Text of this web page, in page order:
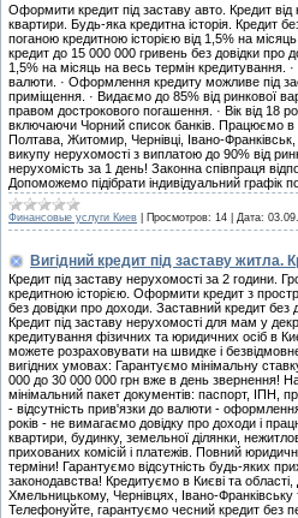
Оформити кредит під заставу авто. Кредит від
квартири. Будь-яка кредитна історія. Кредит
поганою кредитною історією від 1,5% на
кредит до 15 000 000 гривень без довідки про
1,5% на місяць на весь термін кредитування.
валюти. · Оформлення кредиту можливе під
приміщення. · Видаємо до 85% від ринкової
правом дострокового погашення. · Вік від 18
включаючи Чорний список банків. Працюємо в
Полтава, Житомир, Чернівці, Івано-
викупу нерухомості з виплатою до 90% від
нерухомість за 1 день! Законна співпраця
Допоможемо підібрати індивідуальний
Финансовые услуги Киев Просмотров: 14 Дата:
Вигідний кредит під заставу житла.
Кредит під заставу нерухомості за 2 години.
кредитною історією. Оформити кредит з
без довідки про доходи. Заставний кредит без
Кредит під заставу нерухомості для мам у
кредитування фізичних та юридичних осіб в
можете розраховувати на швидке і
вигідних умовах: Гарантуємо мінімальну
000 до 30 000 000 грн вже в день звернення!
мінімальний пакет документів: паспорт, ІПН,
- відсутність прив'язки до валюти -
років - не вимагаємо довідку про доходи і
квартири, будинку, земельної ділянки,
прихованих комісій і платежів. Повний
терміни! Гарантуємо відсутність будь-яких
законодавства! Кредитуємо в Києві та області,
Хмельницькому, Чернівцях, Івано-Франківську
Телефонуйте, гарантуємо чесний кредит без